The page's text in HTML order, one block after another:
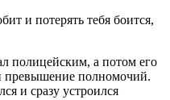
и потерять тебя боится,
полицейским, а потом его
превышение полномочий.
и сразу устроился